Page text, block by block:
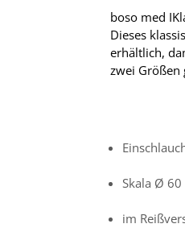
boso med
Dieses
erhältlich,
zwei Größen
Skala Ø
im